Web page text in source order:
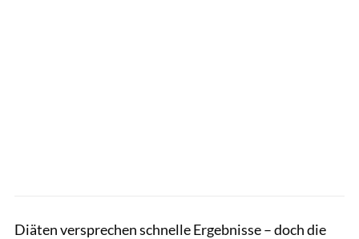
Diäten versprechen schnelle Ergebnisse – doch die